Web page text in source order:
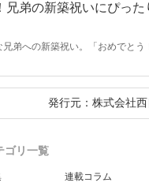
兄弟の新築祝いにぴっ
弟への新築祝い。「おめでと
回は、兄弟への新築祝い選びの
発行元：株式会社
ゴリ一覧
連載コラム